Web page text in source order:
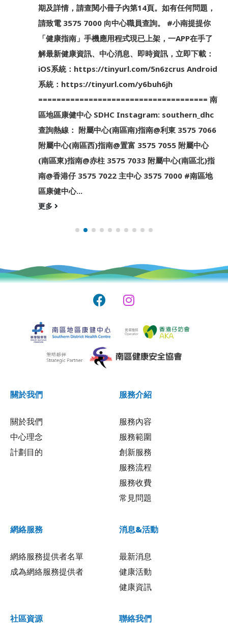
期及詳情，請查閱小冊子內第14頁。如有任何問題，
請致電 3575 7000 向中心職員查詢。 #小南提提你
「健康指南」手機應用程式現已上架，一APP在手了
解最新健康資訊、中心消息、即時資訊，立即下載：
iOS系統：https://tinyurl.com/5n6zcrus Android
系統：https://tinyurl.com/y6buh6jh
===================================== 南
區地區康健中心 SDHC Instagram: southern_dhc
查詢熱線： 附屬中心(南區南)指南@利東 3575 7066
附屬中心(南區西)指南@置富 3575 7055 附屬中心
(南區東)指南@赤柱 3575 7033 附屬中心(南區北)指
南@香港仔 3575 7022 主中心 3575 7000 #南區地
區康健中心...
更多
關於我們
關於我們
中心理念
計劃目的
服務介紹
服務內容
服務範圍
創新服務
服務流程
服務收費
常見問題
網絡服務
網絡服務提供者名單
成為網絡服務提供者
消息&活動
最新消息
健康活動
健康資訊
社區資源 聯絡我們